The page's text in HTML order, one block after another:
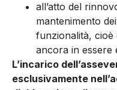
all’atto del
mantenimento
funzionalità, cioè
ancora in essere
L’incarico
esclusivamente